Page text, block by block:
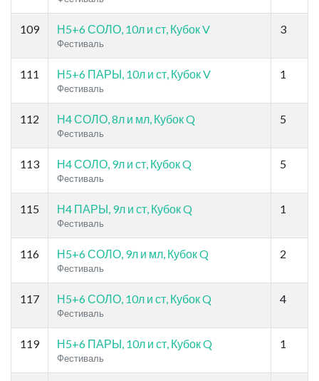
109 Н5+6 СОЛО, 10л и ст, Кубок V
Фестиваль
3
111 Н5+6 ПАРЫ, 10л и ст, Кубок V
Фестиваль
1
112 Н4 СОЛО, 8л и мл, Кубок Q
Фестиваль
5
113 Н4 СОЛО, 9л и ст, Кубок Q
Фестиваль
5
115 Н4 ПАРЫ, 9л и ст, Кубок Q
Фестиваль
1
116 Н5+6 СОЛО, 9л и мл, Кубок Q
Фестиваль
2
117 Н5+6 СОЛО, 10л и ст, Кубок Q
Фестиваль
4
119 Н5+6 ПАРЫ, 10л и ст, Кубок Q
Фестиваль
1